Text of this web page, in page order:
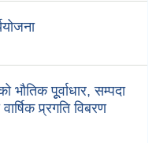
पूूर्वाधार, सम्पदा
प्र्रगति विबरण